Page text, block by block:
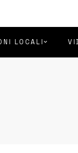
LOCALI